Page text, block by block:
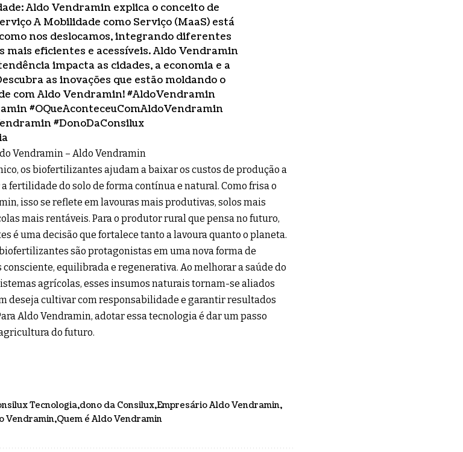
Aldo Vendramin explica o conceito de
A Mobilidade como Serviço (MaaS) está
nos deslocamos, integrando diferentes
mais eficientes e acessíveis. Aldo Vendramin
impacta as cidades, a economia e a
as inovações que estão moldando o
com Aldo Vendramin!#AldoVendramin
#OQueAconteceuComAldoVendramin
#DonoDaConsilux
Vendramin – Aldo Vendramin
os biofertilizantes ajudam a baixar os custos de produção a
fertilidade do solo de forma contínua e natural. Como frisa o
isso se reflete em lavouras mais produtivas, solos mais
mais rentáveis. Para o produtor rural que pensa no futuro,
é uma decisão que fortalece tanto a lavoura quanto o planeta.
são protagonistas em uma nova forma de
equilibrada e regenerativa. Ao melhorar a saúde do
agrícolas, esses insumos naturais tornam-se aliados
deseja cultivar com responsabilidade e garantir resultados
Aldo Vendramin, adotar essa tecnologia é dar um passo
do futuro.
Tecnologia dono da Consilux Empresário Aldo Vendramin
Vendramin Quem é Aldo Vendramin